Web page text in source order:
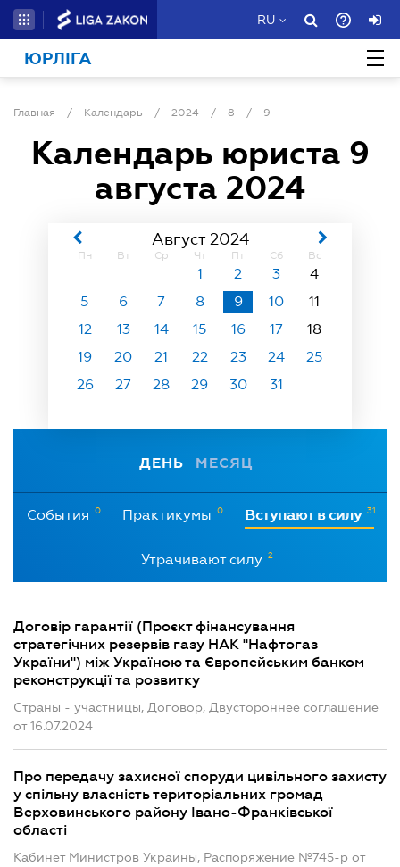
RU
ЮРЛІГА
Главная / Календарь / 2024 / 8 / 9
Календарь юриста 9
августа 2024
Август 2024
Пн Вт Ср Чт Пт Сб Вс
1 2 3
4
5
6 7 8 9 10
11
12
13 14 15 16 17
18
19
20 21 22 23 24
25
26
27 28 29 30 31
ДЕНЬ МЕСЯЦ
События 0 Практикумы 0 Вступают в силу 31
Утрачивают силу 2
Договір гарантії (Проєкт фінансування
стратегічних резервів газу НАК "Нафтогаз
України") між Україною та Європейським банком
реконструкції та розвитку
Страны - участницы, Договор, Двустороннее соглашение
от 16.07.2024
Про передачу захисної споруди цивільного захисту
у спільну власність територіальних громад
Верховинського району Івано-Франківської
області
Кабинет Министров Украины, Распоряжение №745-р от